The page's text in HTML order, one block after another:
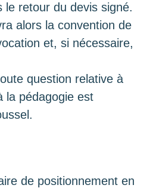
le retour du devis signé.
alors la convention de
et, si nécessaire,
question relative à
la pédagogie est
de positionnement en